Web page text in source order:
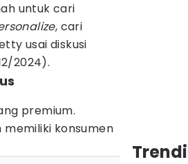
untuk cari
, cari
usai diskusi
2024).
premium.
konsumen